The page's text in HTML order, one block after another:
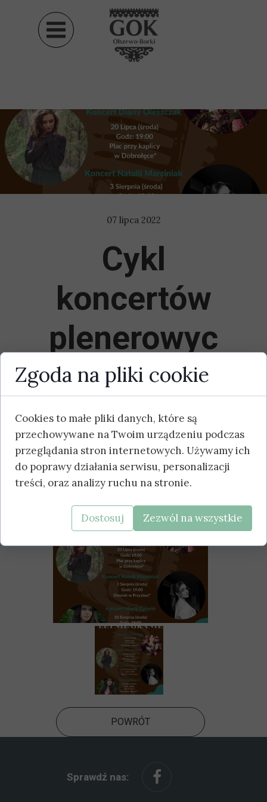
Sprawdź nas:
07 lipca 2022
Cykl
koncertów
plenerowyc
h.
Zapraszamy serdecznie na cykl
koncertów plenerowych! Występować
będą:Asia Makowska, Diana
Oleszczak, Natalia Marciniak oraz
Marta Załuska! Szczegóły na plakacie!
POWRÓT
Zgoda na pliki cookie
Cookies to małe pliki danych, które są
przechowywane na Twoim urządzeniu podczas
przeglądania stron internetowych. Używamy ich
do poprawy działania serwisu, personalizacji
treści, oraz analizy ruchu na stronie.
Dostosuj Zezwól na wszystkie